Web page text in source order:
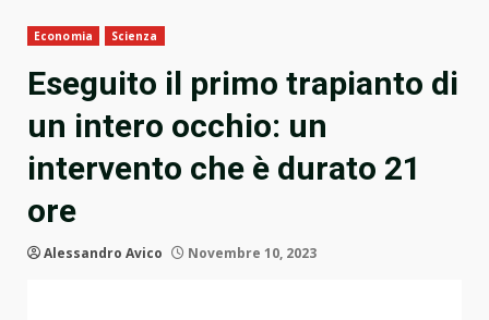
Economia Scienza
Eseguito il primo trapianto di
un intero occhio: un
intervento che è durato 21
ore
Alessandro Avico Novembre 10, 2023